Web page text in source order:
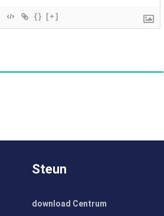
{} [+]
Steun
download Centrum